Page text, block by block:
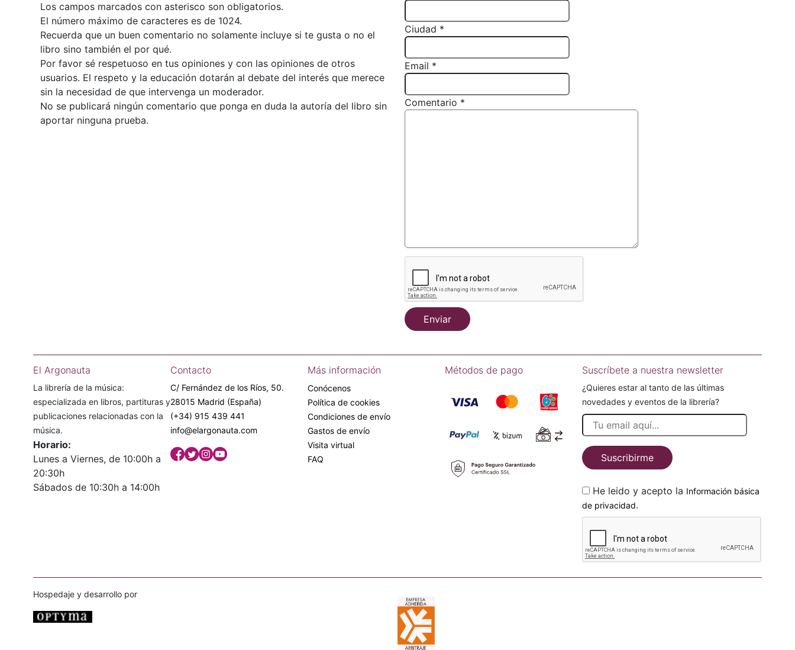
Los campos marcados con asterisco son obligatorios.
El número máximo de caracteres es de 1024.
Recuerda que un buen comentario no solamente incluye si te gusta o no el
libro sino también el por qué.
Por favor sé respetuoso en tus opiniones y con las opiniones de otros
usuarios. El respeto y la educación dotarán al debate del interés que merece
sin la necesidad de que intervenga un moderador.
No se publicará ningún comentario que ponga en duda la autoría del libro sin
aportar ninguna prueba.
Ciudad *
Email *
Comentario *
Enviar
El Argonauta
La librería de la música:
especializada en libros, partituras y
publicaciones relacionadas con la
música.
Horario:
Lunes a Viernes, de 10:00h a
20:30h
Sábados de 10:30h a 14:00h
Contacto
C/ Fernández de los Ríos, 50.
28015 Madrid (España)
(+34) 915 439 441
info@elargonauta.com
Más información
Conócenos
Política de cookies
Condiciones de envío
Gastos de envío
Visita virtual
FAQ
Métodos de pago Suscríbete a nuestra newsletter
¿Quieres estar al tanto de las últimas
novedades y eventos de la librería?
Suscribirme
He leido y acepto la Información básica
de privacidad.
Hospedaje y desarrollo por